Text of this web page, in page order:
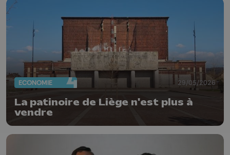
ECONOMIE 29/05/2026
La patinoire de Liège n'est plus à
vendre